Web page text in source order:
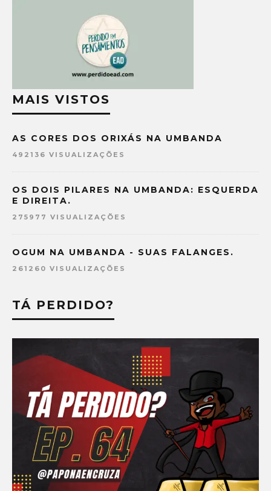
MAIS VISTOS
AS CORES DOS ORIXÁS NA UMBANDA
492136 VISUALIZAÇÕES
OS DOIS PILARES NA UMBANDA: ESQUERDA
E DIREITA.
275977 VISUALIZAÇÕES
OGUM NA UMBANDA - SUAS FALANGES.
261260 VISUALIZAÇÕES
TÁ PERDIDO?